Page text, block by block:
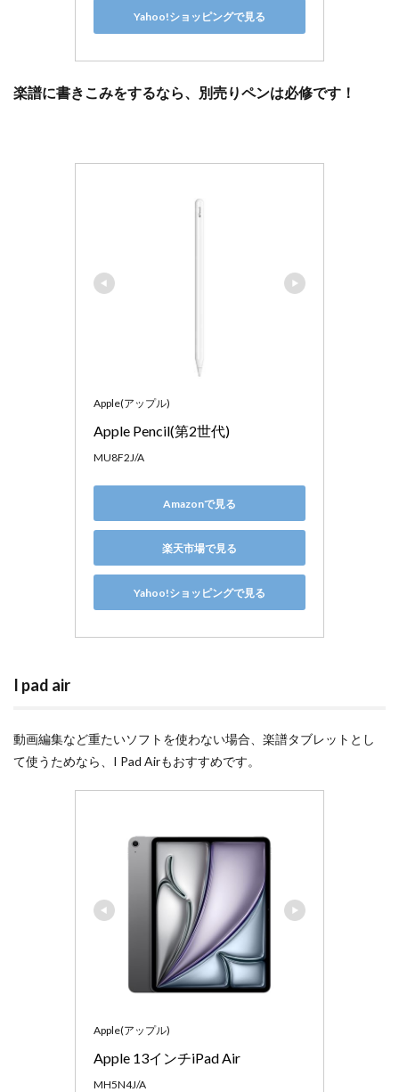
Yahoo!ショッピングで見る
楽譜に書きこみをするなら、別売りペンは必修です！
Apple(アップル)
Apple Pencil(第2世代)
MU8F2J/A
Amazonで見る
楽天市場で見る
Yahoo!ショッピングで見る
I pad air
動画編集など重たいソフトを使わない場合、楽譜タブレットとし
て使うためなら、I Pad Airもおすすめです。
Apple(アップル)
Apple 13インチiPad Air
MH5N4J/A